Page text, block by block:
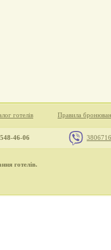
готелів Правила
46-06
готелів.